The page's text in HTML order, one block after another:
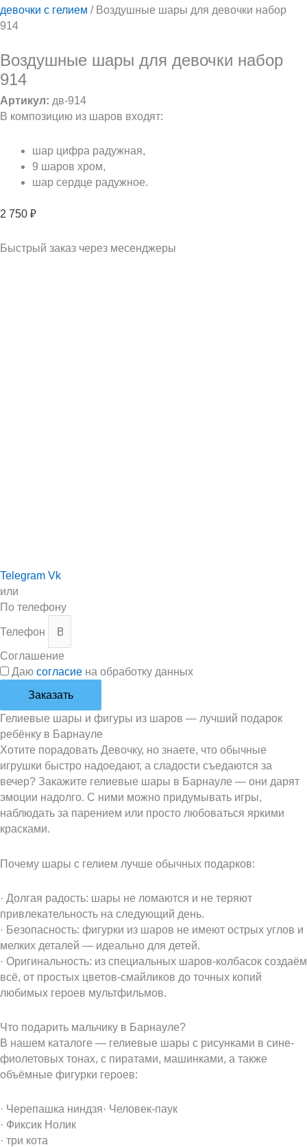
девочки с гелием / Воздушные шары для девочки набор
914
Воздушные шары для девочки набор
914
Артикул: дв-914
В композицию из шаров входят:
шар цифра радужная,
9 шаров хром,
шар сердце радужное.
2 750 ₽
Быстрый заказ через месенджеры
Telegram Vk
или
По телефону
Телефон
Соглашение
Даю согласие на обработку данных
Заказать
Гелиевые шары и фигуры из шаров — лучший подарок
ребёнку в Барнауле
Хотите порадовать Девочку, но знаете, что обычные
игрушки быстро надоедают, а сладости съедаются за
вечер? Закажите гелиевые шары в Барнауле — они дарят
эмоции надолго. С ними можно придумывать игры,
наблюдать за парением или просто любоваться яркими
красками.
Почему шары с гелием лучше обычных подарков:
· Долгая радость: шары не ломаются и не теряют
привлекательность на следующий день.
· Безопасность: фигурки из шаров не имеют острых углов и
мелких деталей — идеально для детей.
· Оригинальность: из специальных шаров-колбасок создаём
всё, от простых цветов-смайликов до точных копий
любимых героев мультфильмов.
Что подарить мальчику в Барнауле?
В нашем каталоге — гелиевые шары с рисунками в сине-
фиолетовых тонах, с пиратами, машинками, а также
объёмные фигурки героев:
· Черепашка ниндзя· Человек-паук
· Фиксик Нолик
· три кота